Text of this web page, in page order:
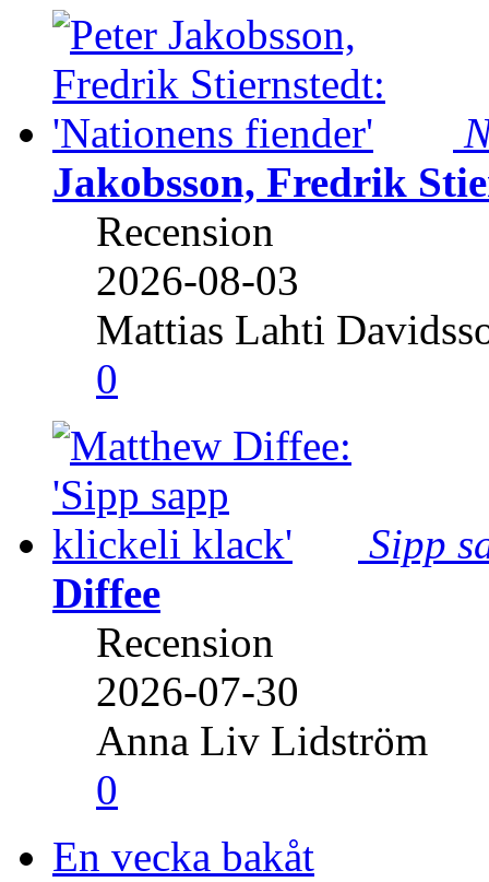
Jakobsson, Fredrik
Recension
2026-08-03
Mattias Lahti
0
Sipp
Diffee
Recension
2026-07-30
Anna Liv Lidström
0
En vecka bakåt